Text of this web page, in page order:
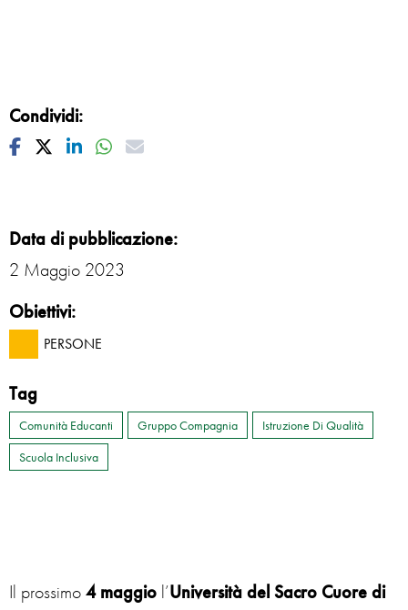
Condividi:
Facebook
TwitterLinkedinWhatsapp
Mail
Data di pubblicazione:
2 Maggio 2023
Obiettivi:
PERSONE
Tag
Comunità Educanti Gruppo Compagnia
Istruzione Di Qualità
Scuola Inclusiva
Il prossimo4 maggio l’Università del Sacro Cuore di